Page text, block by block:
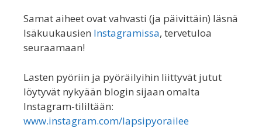
Samat aiheet ovat vahvasti (ja päivittäin) läsnä
Isäkuukausien Instagramissa, tervetuloa
seuraamaan!
Lasten pyöriin ja pyöräilyihin liittyvät jutut
löytyvät nykyään blogin sijaan omalta
Instagram-tililtään:
www.instagram.com/lapsipyorailee